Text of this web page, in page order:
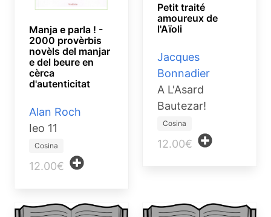
Manja e parla ! -
2000 provèrbis
novèls del manjar
e del beure en
cèrca
d'autenticitat
Alan Roch
Ieo 11
Cosina
12.00€
Petit traité
amoureux de
l'Aïoli
Jacques
Bonnadier
A L'Asard
Bautezar!
Cosina
12.00€